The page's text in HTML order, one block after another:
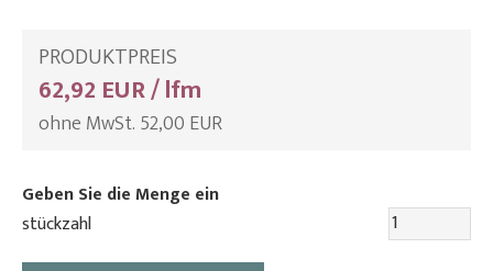
PRODUKTPREIS
62,92 EUR / lfm
ohne MwSt. 52,00 EUR
Geben Sie die Menge ein
stückzahl